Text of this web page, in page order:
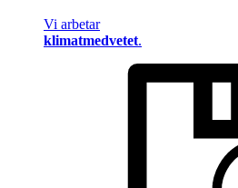
Vi arbetar
klimatmedvetet.